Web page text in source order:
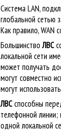
Система LAN,
глобальной сетью
Как правило, WAN
БольшинствоЛВС
локальной сети
может получать
могут совместно
могут
ЛВСспособны
телефонной линии;
одной локальной